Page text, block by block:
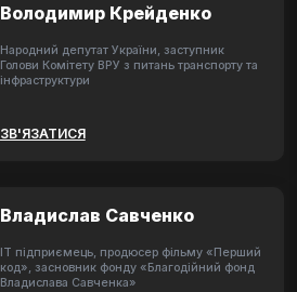
Володимир Крейденко
Народний депутат України, заступник
Голови Комітету ВРУ з питань транспорту та
інфраструктури
ЗВ'ЯЗАТИСЯ
Владислав Савченко
ІТ підприємець, продюсер фільму «Перший
код», засновник фонду «Благодійний фонд
Владислава Савченка»